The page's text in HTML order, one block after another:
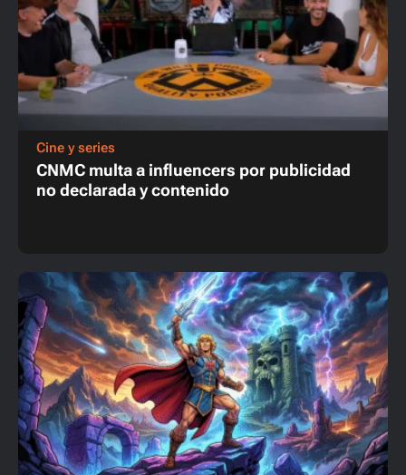
Cine y series
CNMC multa a influencers por publicidad
no declarada y contenido